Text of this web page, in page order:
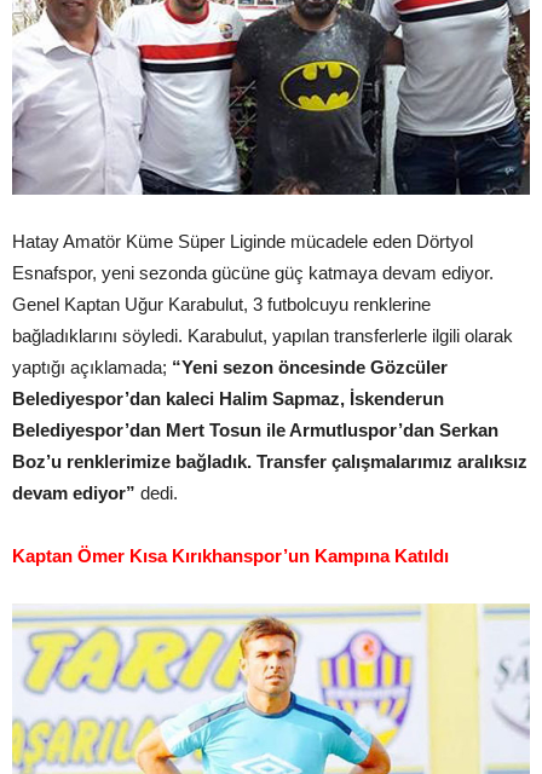
Hatay Amatör Küme Süper Liginde mücadele eden Dörtyol
Esnafspor, yeni sezonda gücüne güç katmaya devam ediyor.
Genel Kaptan Uğur Karabulut, 3 futbolcuyu renklerine
bağladıklarını söyledi. Karabulut, yapılan transferlerle ilgili olarak
yaptığı açıklamada; “Yeni sezon öncesinde Gözcüler
Belediyespor’dan kaleci Halim Sapmaz, İskenderun
Belediyespor’dan Mert Tosun ile Armutluspor’dan Serkan
Boz’u renklerimize bağladık. Transfer çalışmalarımız aralıksız
devam ediyor” dedi.
Kaptan Ömer Kısa Kırıkhanspor’un Kampına Katıldı